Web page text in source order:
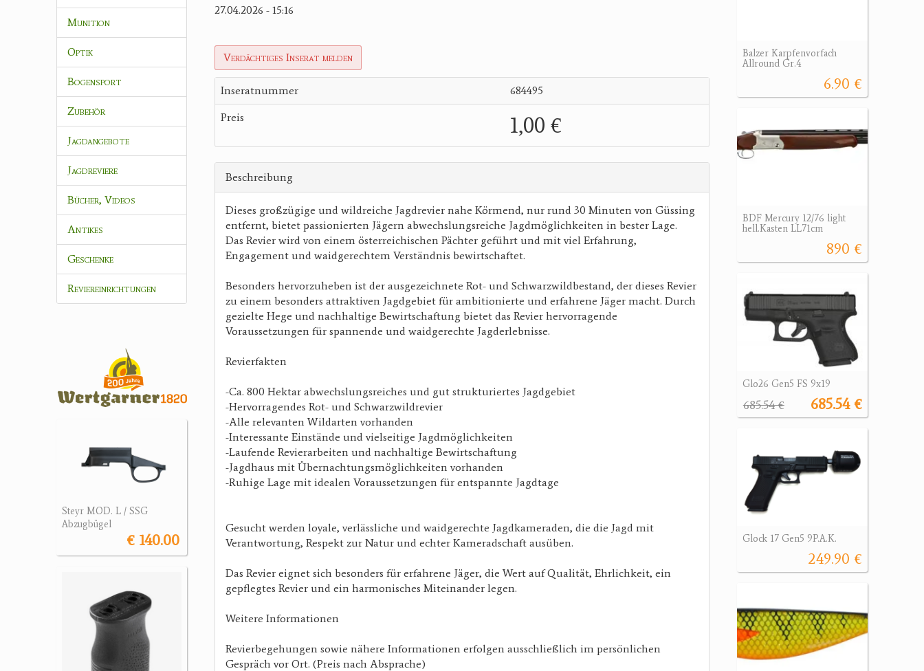
Munition
Optik
Bogensport
Zubehör
Jagdangebote
Jagdreviere
Bücher, Videos
Antikes
Geschenke
Reviereinrichtungen
Steyr MOD. L / SSG
Abzugbügel
€ 140.00
27.04.2026 - 15:16
Verdächtiges Inserat melden
Inseratnummer 684495
Preis 1,00 €
Beschreibung
Dieses großzügige und wildreiche Jagdrevier nahe Körmend, nur rund 30 Minuten von Güssing
entfernt, bietet passionierten Jägern abwechslungsreiche Jagdmöglichkeiten in bester Lage.
Das Revier wird von einem österreichischen Pächter geführt und mit viel Erfahrung,
Engagement und waidgerechtem Verständnis bewirtschaftet.
Besonders hervorzuheben ist der ausgezeichnete Rot- und Schwarzwildbestand, der dieses Revier
zu einem besonders attraktiven Jagdgebiet für ambitionierte und erfahrene Jäger macht. Durch
gezielte Hege und nachhaltige Bewirtschaftung bietet das Revier hervorragende
Voraussetzungen für spannende und waidgerechte Jagderlebnisse.
Revierfakten
-Ca. 800 Hektar abwechslungsreiches und gut strukturiertes Jagdgebiet
-Hervorragendes Rot- und Schwarzwildrevier
-Alle relevanten Wildarten vorhanden
-Interessante Einstände und vielseitige Jagdmöglichkeiten
-Laufende Revierarbeiten und nachhaltige Bewirtschaftung
-Jagdhaus mit Übernachtungsmöglichkeiten vorhanden
-Ruhige Lage mit idealen Voraussetzungen für entspannte Jagdtage
Gesucht werden loyale, verlässliche und waidgerechte Jagdkameraden, die die Jagd mit
Verantwortung, Respekt zur Natur und echter Kameradschaft ausüben.
Das Revier eignet sich besonders für erfahrene Jäger, die Wert auf Qualität, Ehrlichkeit, ein
gepflegtes Revier und ein harmonisches Miteinander legen.
Weitere Informationen
Revierbegehungen sowie nähere Informationen erfolgen ausschließlich im persönlichen
Gespräch vor Ort. (Preis nach Absprache)
Balzer Karpfenvorfach
Allround Gr.4
6.90 €
BDF Mercury 12/76 light
hell.Kasten LL71cm
890 €
Glo26 Gen5 FS 9x19
685.54 €
685.54 €
Glock 17 Gen5 9P.A.K.
249.90 €